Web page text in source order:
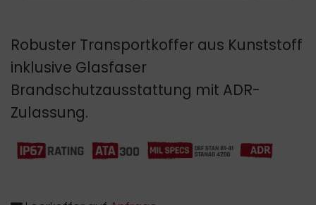
Robuster Transportkoffer aus Kunststoff
inklusive Glasfaser
Brandschutzausstattung mit ADR-
Zulassung.